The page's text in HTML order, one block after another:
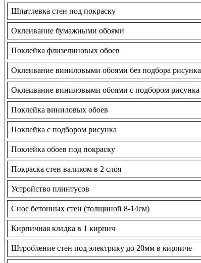
Шпатлевка стен под покраску
Оклеивание бумажными обоями
Поклейка флизелиновых обоев
Оклеивание виниловыми обоями без подбора рисунка
Оклеивание виниловыми обоями с подбором рисунка
Поклейка виниловых обоев
Поклейка с подбором рисунка
Поклейка обоев под покраску
Покраска стен валиком в 2 слоя
Устройство плинтусов
Снос бетонных стен (толщиной 8-14см)
Кирпичная кладка в 1 кирпич
Штробление стен под электрику до 20мм в кирпиче